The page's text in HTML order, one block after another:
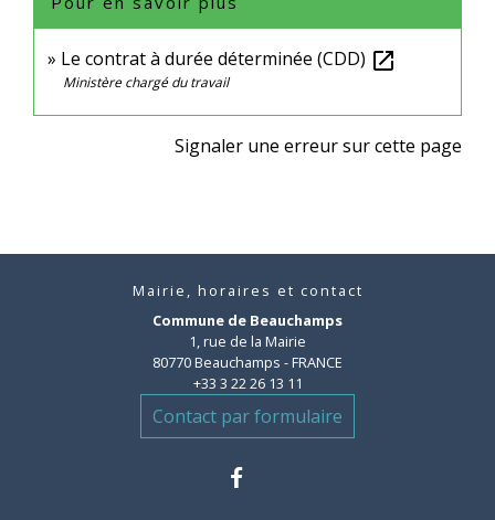
Le contrat à durée déterminée (CDD) open_in_new
Ministère chargé du travail
Signaler une erreur sur cette page
Mairie, horaires et contact
Commune de Beauchamps
1, rue de la Mairie
80770 Beauchamps - FRANCE
+33 3 22 26 13 11
Contact par formulaire